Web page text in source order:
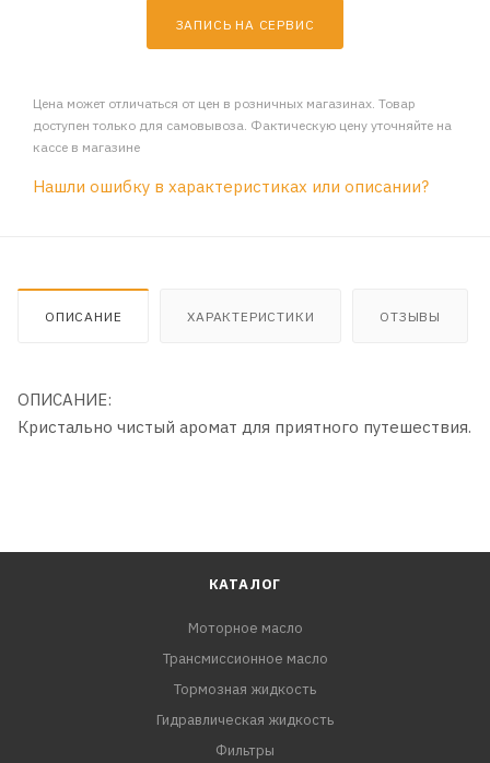
ЗАПИСЬ НА СЕРВИС
Цена может отличаться от цен в розничных магазинах. Товар
доступен только для самовывоза. Фактическую цену уточняйте на
кассе в магазине
Нашли ошибку в характеристиках или описании?
ОПИСАНИЕ ХАРАКТЕРИСТИКИ ОТЗЫВЫ
ОПИСАНИЕ:
Кристально чистый аромат для приятного путешествия.
КАТАЛОГ
Моторное масло
Трансмиссионное масло
Тормозная жидкость
Гидравлическая жидкость
Фильтры